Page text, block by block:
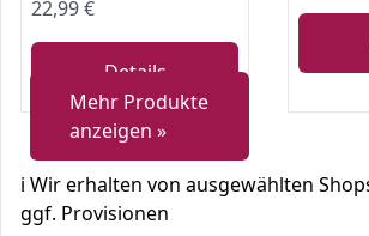
22,99 €
Details
Mehr Produkte
anzeigen »
ℹ️ Wir erhalten von ausgewählten
ggf. Provisionen